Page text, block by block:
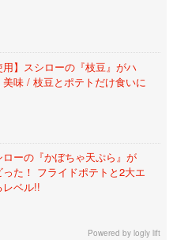
用】スシローの『枝豆』がハ
美味 / 枝豆とポテトだけ食いに
ローの『かぼちゃ天ぷら』が
った！ フライドポテトと2大エ
レベル!!
Powered bylogly lift